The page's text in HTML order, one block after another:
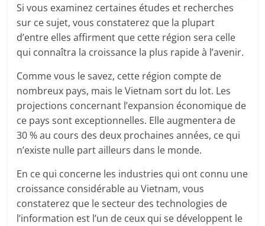
Si vous examinez certaines études et recherches
sur ce sujet, vous constaterez que la plupart
d’entre elles affirment que cette région sera celle
qui connaîtra la croissance la plus rapide à l’avenir.
Comme vous le savez, cette région compte de
nombreux pays, mais le Vietnam sort du lot. Les
projections concernant l’expansion économique de
ce pays sont exceptionnelles. Elle augmentera de
30 % au cours des deux prochaines années, ce qui
n’existe nulle part ailleurs dans le monde.
En ce qui concerne les industries qui ont connu une
croissance considérable au Vietnam, vous
constaterez que le secteur des technologies de
l’information est l’un de ceux qui se développent le